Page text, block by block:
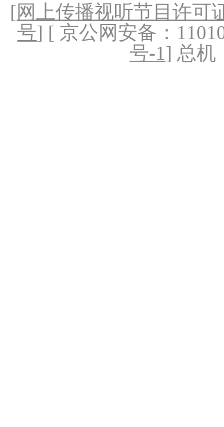
[网上传播视听节目许可
号] [ 京公网安备：
号-1] 总机